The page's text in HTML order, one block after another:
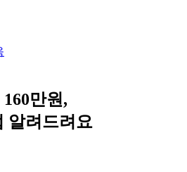
만원,
알려드려요